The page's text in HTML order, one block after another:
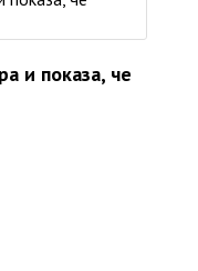
и показа, че